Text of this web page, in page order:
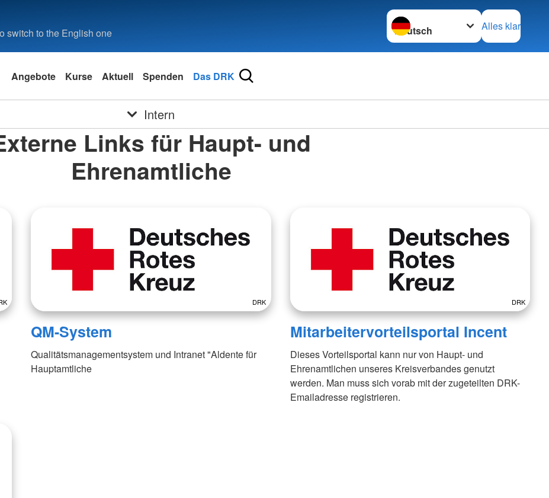
switch to the English one
Sprache wechseln zu
Alles klar
Angebote Kurse Aktuell Spenden Das DRK
Intern
Links für Haupt- und
Ehrenamtliche
DRK
QM-System
Qualitätsmanagementsystem und Intranet "Aldente für
Hauptamtliche
DRK
Mitarbeitervorteilsportal Incent
Dieses Vorteilsportal kann nur von Haupt- und
Ehrenamtlichen unseres Kreisverbandes genutzt
werden. Man muss sich vorab mit der zugeteilten DRK-
Emailadresse registrieren.